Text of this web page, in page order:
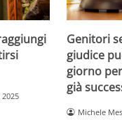
Genitori
giudice
giorno
già
Michele